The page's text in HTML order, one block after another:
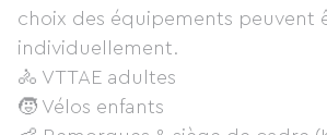
choix des équipements peuvent
individuellement.
🚴 VTTAE adultes
🧒 Vélos enfants